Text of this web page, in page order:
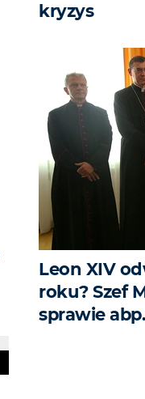
kryzys
Leon XIV
roku? Szef
sprawie